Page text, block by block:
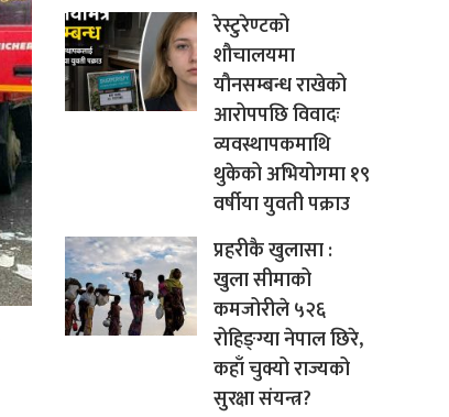
रेस्टुरेण्टको
शौचालयमा
यौनसम्बन्ध राखेको
आरोपपछि विवादः
व्यवस्थापकमाथि
थुकेको अभियोगमा १९
वर्षीया युवती पक्राउ
प्रहरीकै खुलासा :
खुला सीमाको
कमजोरीले ५२६
रोहिङ्ग्या नेपाल छिरे,
कहाँ चुक्यो राज्यको
सुरक्षा संयन्त्र?